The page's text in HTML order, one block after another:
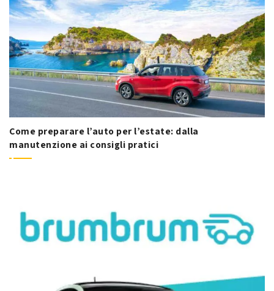
Come preparare l’auto per l’estate: dalla
manutenzione ai consigli pratici